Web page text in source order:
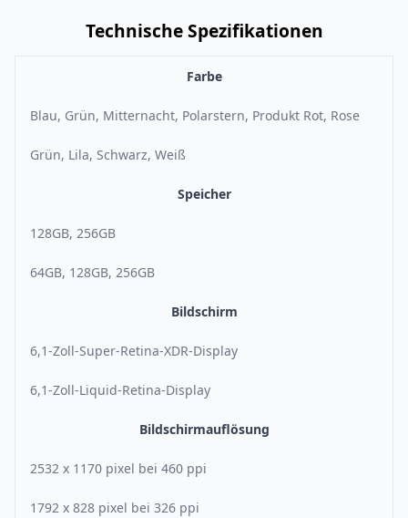
Technische Spezifikationen
Farbe
Blau, Grün, Mitternacht, Polarstern, Produkt Rot, Rose
Grün, Lila, Schwarz, Weiß
Speicher
128GB, 256GB
64GB, 128GB, 256GB
Bildschirm
6,1-Zoll-Super-Retina-XDR-Display
6,1-Zoll-Liquid-Retina-Display
Bildschirmauflösung
2532 x 1170 pixel bei 460 ppi
1792 x 828 pixel bei 326 ppi